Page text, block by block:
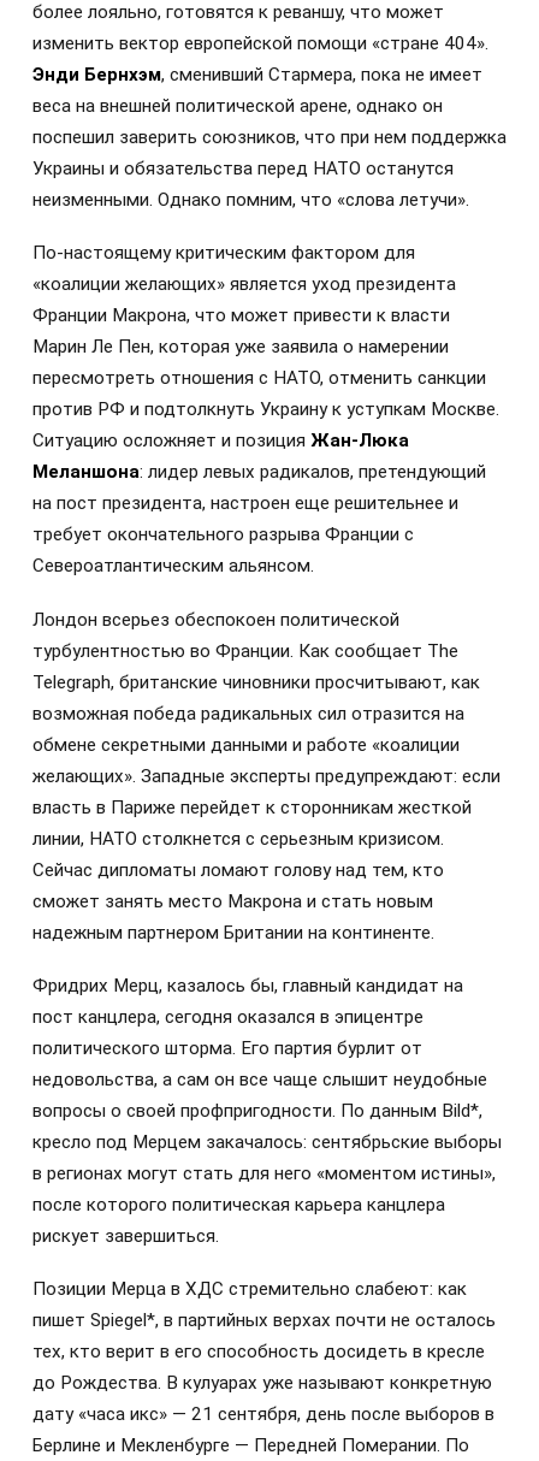
более лояльно, готовятся к реваншу, что может
изменить вектор европейской помощи «стране 404».
Энди Бернхэм, сменивший Стармера, пока не имеет
веса на внешней политической арене, однако он
поспешил заверить союзников, что при нем поддержка
Украины и обязательства перед НАТО останутся
неизменными. Однако помним, что «слова летучи».
По-настоящему критическим фактором для
«коалиции желающих» является уход президента
Франции Макрона, что может привести к власти
Марин Ле Пен, которая уже заявила о намерении
пересмотреть отношения с НАТО, отменить санкции
против РФ и подтолкнуть Украину к уступкам Москве.
Ситуацию осложняет и позиция Жан-Люка
Меланшона: лидер левых радикалов, претендующий
на пост президента, настроен еще решительнее и
требует окончательного разрыва Франции с
Североатлантическим альянсом.
Лондон всерьез обеспокоен политической
турбулентностью во Франции. Как сообщает The
Telegraph, британские чиновники просчитывают, как
возможная победа радикальных сил отразится на
обмене секретными данными и работе «коалиции
желающих». Западные эксперты предупреждают: если
власть в Париже перейдет к сторонникам жесткой
линии, НАТО столкнется с серьезным кризисом.
Сейчас дипломаты ломают голову над тем, кто
сможет занять место Макрона и стать новым
надежным партнером Британии на континенте.
Фридрих Мерц, казалось бы, главный кандидат на
пост канцлера, сегодня оказался в эпицентре
политического шторма. Его партия бурлит от
недовольства, а сам он все чаще слышит неудобные
вопросы о своей профпригодности. По данным Bild*,
кресло под Мерцем закачалось: сентябрьские выборы
в регионах могут стать для него «моментом истины»,
после которого политическая карьера канцлера
рискует завершиться.
Позиции Мерца в ХДС стремительно слабеют: как
пишет Spiegel*, в партийных верхах почти не осталось
тех, кто верит в его способность досидеть в кресле
до Рождества. В кулуарах уже называют конкретную
дату «часа икс» — 21 сентября, день после выборов в
Берлине и Мекленбурге — Передней Померании. По